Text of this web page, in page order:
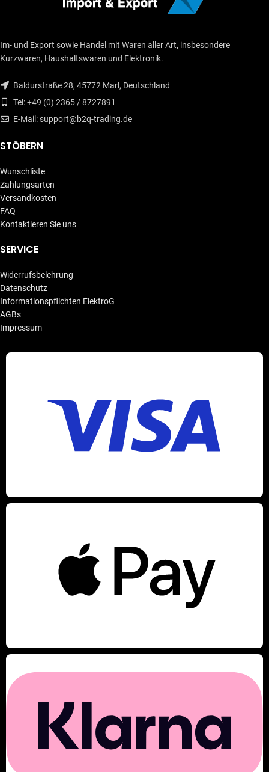
Im- und Export sowie Handel mit Waren aller Art, insbesondere
Kurzwaren, Haushaltswaren und Elektronik.
Baldurstraße 28, 45772 Marl, Deutschland
Tel: +49 (0) 2365 / 8727891
E-Mail: support@b2q-trading.de
STÖBERN
Wunschliste
Zahlungsarten
Versandkosten
FAQ
Kontaktieren Sie uns
SERVICE
Widerrufsbelehrung
Datenschutz
Informationspflichten ElektroG
AGBs
Impressum